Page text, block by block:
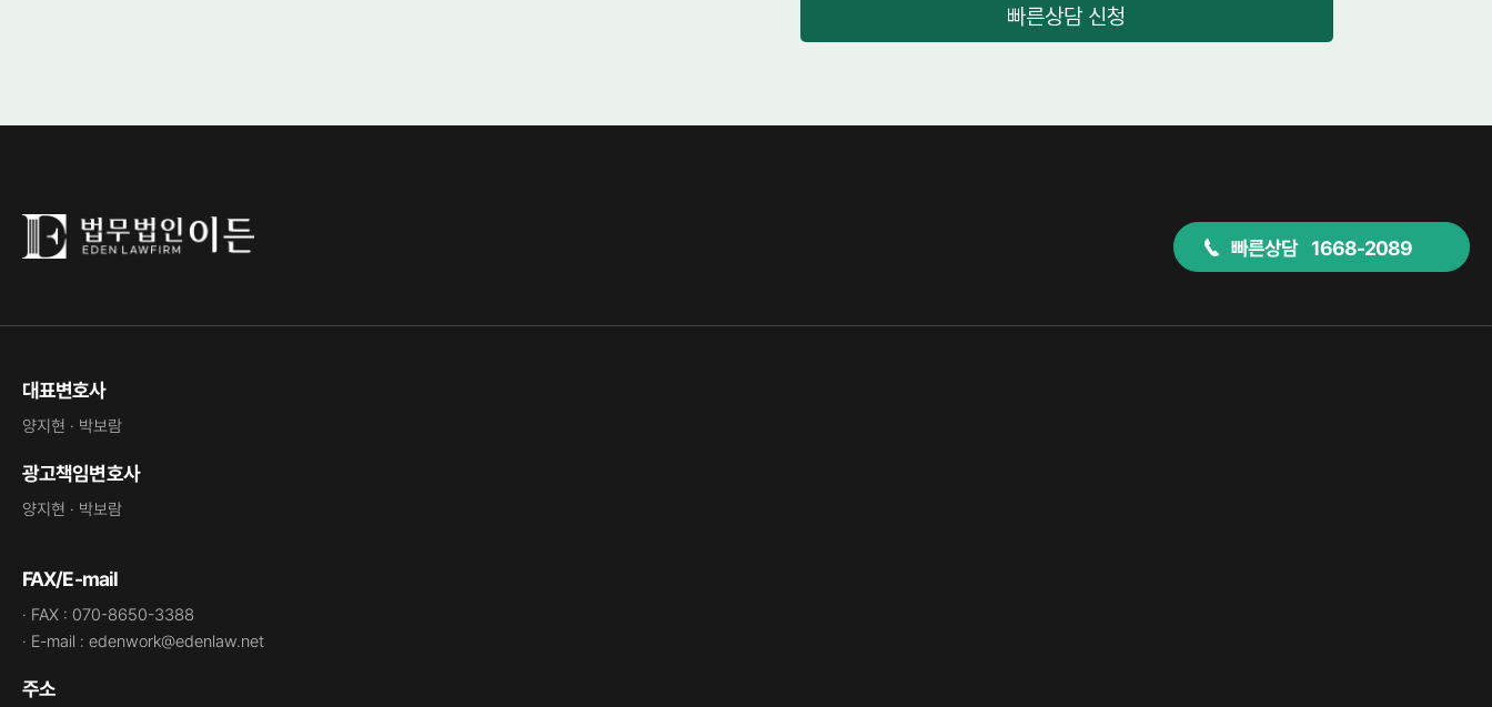
빠른상담 신청
빠른상담 1668-2089
대표변호사
양지현 · 박보람
광고책임변호사
양지현 · 박보람
FAX/E-mail
· FAX : 070-8650-3388
· E-mail : edenwork@edenlaw.net
주소